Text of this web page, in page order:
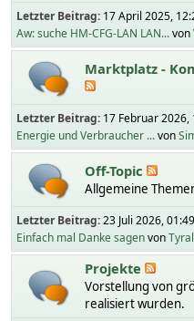
Letzter Beitrag: 17 April 2025,
Aw: suche HM-CFG-LAN LAN...von
Marktplatz -
Letzter Beitrag: 17 Februar 2026,
Energie und Verbraucher ...von
Off-Topic
Allgemeine
Letzter Beitrag:23 Juli 2026,
Einfach mal Danke sagenvon
Projekte
Vorstellung von
realisiert wurden.